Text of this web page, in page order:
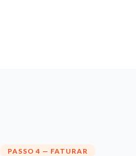
PASSO 4 — FATURAR